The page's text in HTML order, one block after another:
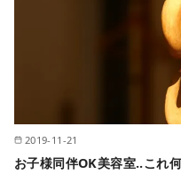
2019-11-21
お子様同伴OK美容室..これ